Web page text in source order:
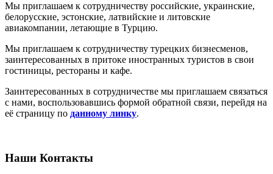
Мы приглашаем к сотрудничеству российские, украинские,
белорусские, эстонские, латвийские и литовские
авиакомпании, летающие в Турцию.
Мы приглашаем к сотрудничеству турецких бизнесменов,
заинтересованных в притоке иностранных туристов в свои
гостиницы, рестораны и кафе.
Заинтересованных в сотрудничестве мы приглашаем связаться
с нами, воспользовавшись формой обратной связи, перейдя на
её страницу по данному линку.
Наши Контакты